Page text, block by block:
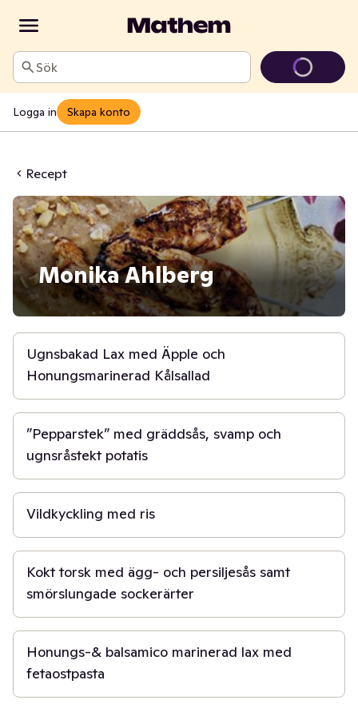
Sök
Logga in Skapa konto
Recept
Monika Ahlberg
20 min
Ugnsbakad Lax med Äpple och
Honungsmarinerad Kålsallad
30 min
”Pepparstek” med gräddsås, svamp och
ugnsråstekt potatis
30 min
Vildkyckling med ris
20 min
Kokt torsk med ägg- och persiljesås samt
smörslungade sockerärter
30 min
Honungs-& balsamico marinerad lax med
fetaostpasta
20 min